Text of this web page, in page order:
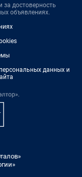
за достоверность
объявлениях.
данных и